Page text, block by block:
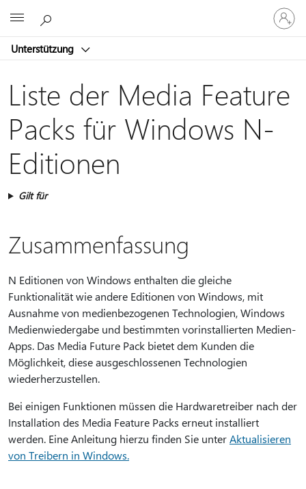
Unterstützung
Bei
Ihrem
Konto
Liste der Media Feature
Packs für Windows N-
Editionen
Gilt für
Zusammenfassung
N Editionen von Windows enthalten die gleiche
Funktionalität wie andere Editionen von Windows, mit
Ausnahme von medienbezogenen Technologien, Windows
Medienwiedergabe und bestimmten vorinstallierten Medien-
Apps. Das Media Future Pack bietet dem Kunden die
Möglichkeit, diese ausgeschlossenen Technologien
wiederherzustellen.
Bei einigen Funktionen müssen die Hardwaretreiber nach der
Installation des Media Feature Packs erneut installiert
werden. Eine Anleitung hierzu finden Sie unterAktualisieren
von Treibern in Windows.